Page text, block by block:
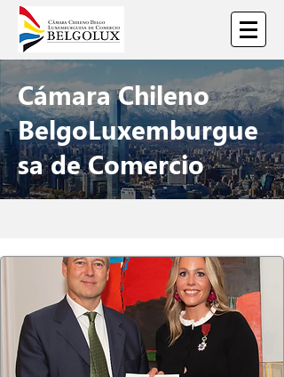
Cámara Chileno
BelgoLuxemburgue
sa de Comercio